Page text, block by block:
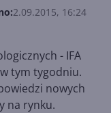
2.09.2015, 16:24
- IFA
tym tygodniu.
nowych
na rynku.